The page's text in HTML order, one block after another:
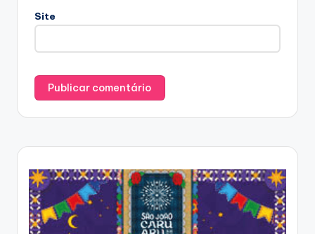
Site